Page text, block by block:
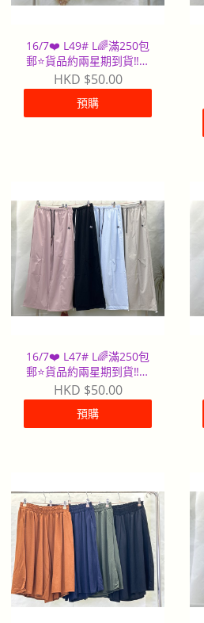
16/7❤️ L49# L🌈滿250包
郵⭐️貨品約兩星期到貨‼️早
到早派
HKD $50.00
預購
16/7❤️ L47# L🌈滿250包
郵⭐️貨品約兩星期到貨‼️早
到早派
HKD $50.00
預購